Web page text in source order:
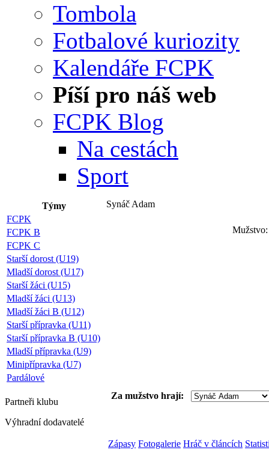
Tombola
Fotbalové kuriozity
Kalendáře FCPK
Píší pro náš web
FCPK Blog
Na cestách
Sport
Týmy
FCPK
FCPK B
FCPK C
Starší dorost (U19)
Mladší dorost (U17)
Starší žáci (U15)
Mladší žáci (U13)
Mladší žáci B (U12)
Starší přípravka (U11)
Starší přípravka B (U10)
Mladší přípravka (U9)
Minipřípravka (U7)
Pardálové
Partneři klubu
Výhradní dodavatelé
Synáč Adam
Mužstvo:
Za mužstvo hrají:
Zápasy Fotogalerie Hráč v článcích